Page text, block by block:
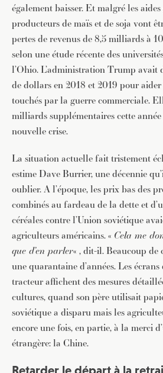
également baisser. Et malgré les
producteurs de maïs et de soja vont
pertes de revenus de 8,5 milliards à
selon une étude récente des
l’Ohio. L’administration Trump
de dollars en 2018 et 2019 pour
touchés par la guerre commerciale.
milliards supplémentaires cette
nouvelle crise.
La situation actuelle fait tristement
estime Dave Burrier, une décennie
oublier. A l’époque, les prix bas des
combinés au fardeau de la dette et
céréales contre l’Union soviétique
agriculteurs américains. « Cela me
que d’en parler« , dit-il. Beaucoup de
une quarantaine d’années. Les
tracteur affichent des mesures
cultures, quand son père utilisait
soviétique a disparu mais les
encore une fois, en partie, à la merci
étrangère: la Chine.